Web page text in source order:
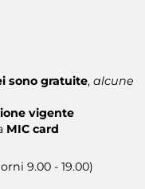
sono gratuite, alcune
vigente
MIC card
9.00 - 19.00)